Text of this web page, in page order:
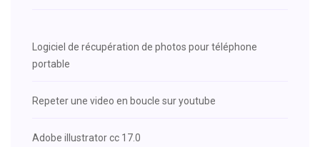
Logiciel de récupération de photos pour téléphone
portable
Repeter une video en boucle sur youtube
Adobe illustrator cc 17.0